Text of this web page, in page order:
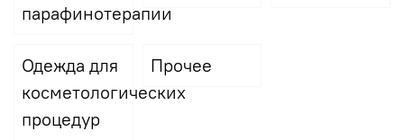
парафинотерапии
Одежда для
косметологических
процедур
Прочее